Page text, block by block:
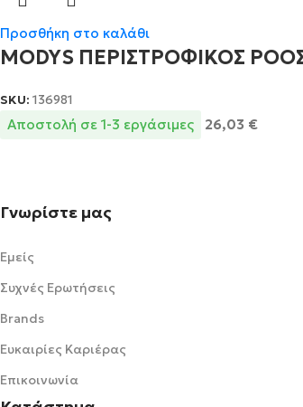
Προσθήκη στο καλάθι
MODYS ΠΕΡΙΣΤΡΟΦΙΚΟΣ
SKU: 136981
Αποστολή σε 1-3 εργάσιμες 26,03 €
Γνωρίστε μας
Εμείς
Συχνές Ερωτήσεις
Brands
Ευκαιρίες Καριέρας
Επικοινωνία